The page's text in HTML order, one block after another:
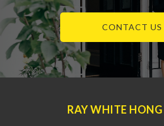
CONTACT US
RAY WHITE